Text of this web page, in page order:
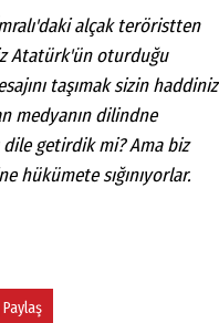
alçak teröristten
Atatürk'ün oturduğu
taşımak sizin haddiniz
medyanın dilindne
dile getirdik mi? Ama biz
hükümete sığınıyorlar.
Paylaş